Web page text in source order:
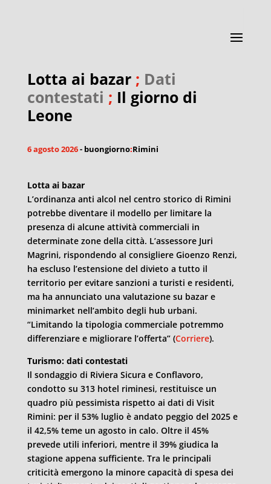
Lotta ai bazar; Dati
contestati ; Il giorno di
Leone
6 agosto 2026- buongiorno:Rimini
Lotta ai bazar
L’ordinanza anti alcol nel centro storico di Rimini
potrebbe diventare il modello per limitare la
presenza di alcune attività commerciali in
determinate zone della città. L’assessore Juri
Magrini, rispondendo al consigliere Gioenzo Renzi,
ha escluso l’estensione del divieto a tutto il
territorio per evitare sanzioni a turisti e residenti,
ma ha annunciato una valutazione su bazar e
minimarket nell’ambito degli hub urbani.
“Limitando la tipologia commerciale potremmo
differenziare e migliorare l’offerta” (Corriere).
Turismo: dati contestati
Il sondaggio di Riviera Sicura e Conflavoro,
condotto su 313 hotel riminesi, restituisce un
quadro più pessimista rispetto ai dati di Visit
Rimini: per il 53% luglio è andato peggio del 2025 e
il 42,5% teme un agosto in calo. Oltre il 45%
prevede utili inferiori, mentre il 39% giudica la
stagione appena sufficiente. Tra le principali
criticità emergono la minore capacità di spesa dei